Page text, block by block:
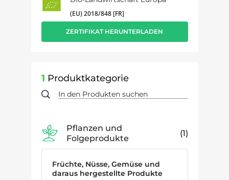
(EU) 2018/848 [FR]
ZERTIFIKAT HERUNTERLADEN
1 Produktkategorie
Pflanzen und
Folgeprodukte
1
Früchte, Nüsse, Gemüse und
daraus hergestellte Produkte